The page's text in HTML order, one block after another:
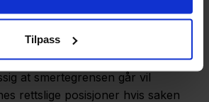
Tilpass
en smertegrense som du ikke vil
resultatet du kan akseptere – der
hvis dere står fast. Hvor
at smertegrensen går vil
rettslige posisjoner hvis saken